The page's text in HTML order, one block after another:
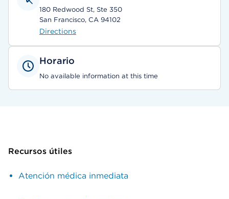
180 Redwood St, Ste 350
San Francisco, CA 94102
Directions
Horario
No available information at this time
Recursos útiles
Atención médica inmediata